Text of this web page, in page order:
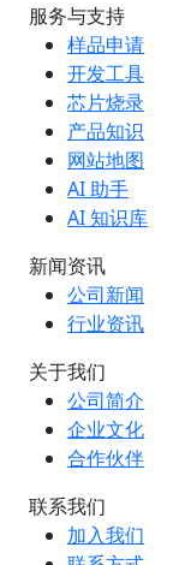
服务与支持
样品申请
开发工具
芯片烧录
产品知识
网站地图
AI 助手
AI 知识库
新闻资讯
公司新闻
行业资讯
关于我们
公司简介
企业文化
合作伙伴
联系我们
加入我们